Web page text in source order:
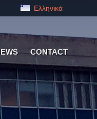
Ελληνικά
CONTACT